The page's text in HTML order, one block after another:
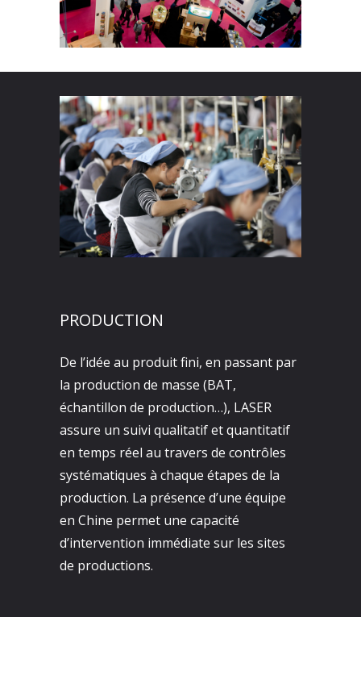
PRODUCTION
De l’idée au produit fini, en passant par
la production de masse (BAT,
échantillon de production…), LASER
assure un suivi qualitatif et quantitatif
en temps réel au travers de contrôles
systématiques à chaque étapes de la
production. La présence d’une équipe
en Chine permet une capacité
d’intervention immédiate sur les sites
de productions.